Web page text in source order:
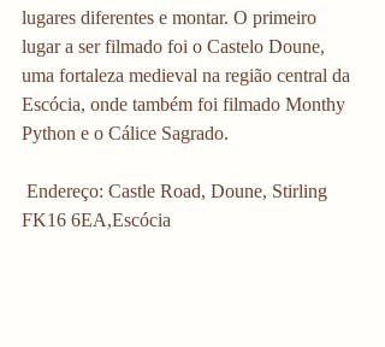
lugares diferentes e montar. O primeiro
lugar a ser filmado foi o Castelo Doune,
uma fortaleza medieval na região central da
Escócia, onde também foi filmado Monthy
Python e o Cálice Sagrado.
FK16 6EA,Escócia